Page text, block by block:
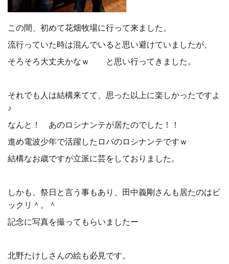
この間、初めて花畑牧場に行って来ました。
流行っていた時は混んでいると思い避けていましたが、
そろそろ大丈夫かなｗ と思い行ってきました。
それでも人は結構来てて、思った以上に楽しかったですよ
♪
なんと！ あのロシナンテが居たのでした！！
進め電波少年で活躍したロバのロシナンテですｗ
結構なお歳ですが立派に芸をしておりました。
しかも、祭日と言う事もあり、田中義剛さんも居たのはビ
ックリ＾。＾
記念に写真を撮ってもらいましたー
北野たけしさんの絵も必見です。